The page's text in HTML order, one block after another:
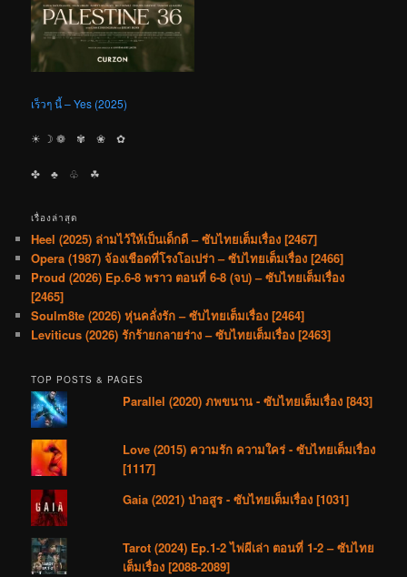
เร็วๆ นี้ – Yes (2025)
☀︎ ☽ ❁ ✾ ❀ ✿
✤ ♣︎ ♧ ☘︎
เรื่องล่าสุด
Heel (2025) ล่ามไว้ให้เป็นเด็กดี – ซับไทยเต็มเรื่อง [2467]
Opera (1987) จ้องเชือดที่โรงโอเปร่า – ซับไทยเต็มเรื่อง [2466]
Proud (2026) Ep.6-8 พราว ตอนที่ 6-8 (จบ) – ซับไทยเต็มเรื่อง
[2465]
Soulm8te (2026) หุ่นคลั่งรัก – ซับไทยเต็มเรื่อง [2464]
Leviticus (2026) รักร้ายกลายร่าง – ซับไทยเต็มเรื่อง [2463]
TOP POSTS & PAGES
Parallel (2020) ภพขนาน - ซับไทยเต็มเรื่อง [843]
Love (2015) ความรัก ความใคร่ - ซับไทยเต็มเรื่อง
[1117]
Gaia (2021) ป่าอสูร - ซับไทยเต็มเรื่อง [1031]
Tarot (2024) Ep.1-2 ไพ่ผีเล่า ตอนที่ 1-2 – ซับไทย
เต็มเรื่อง [2088-2089]